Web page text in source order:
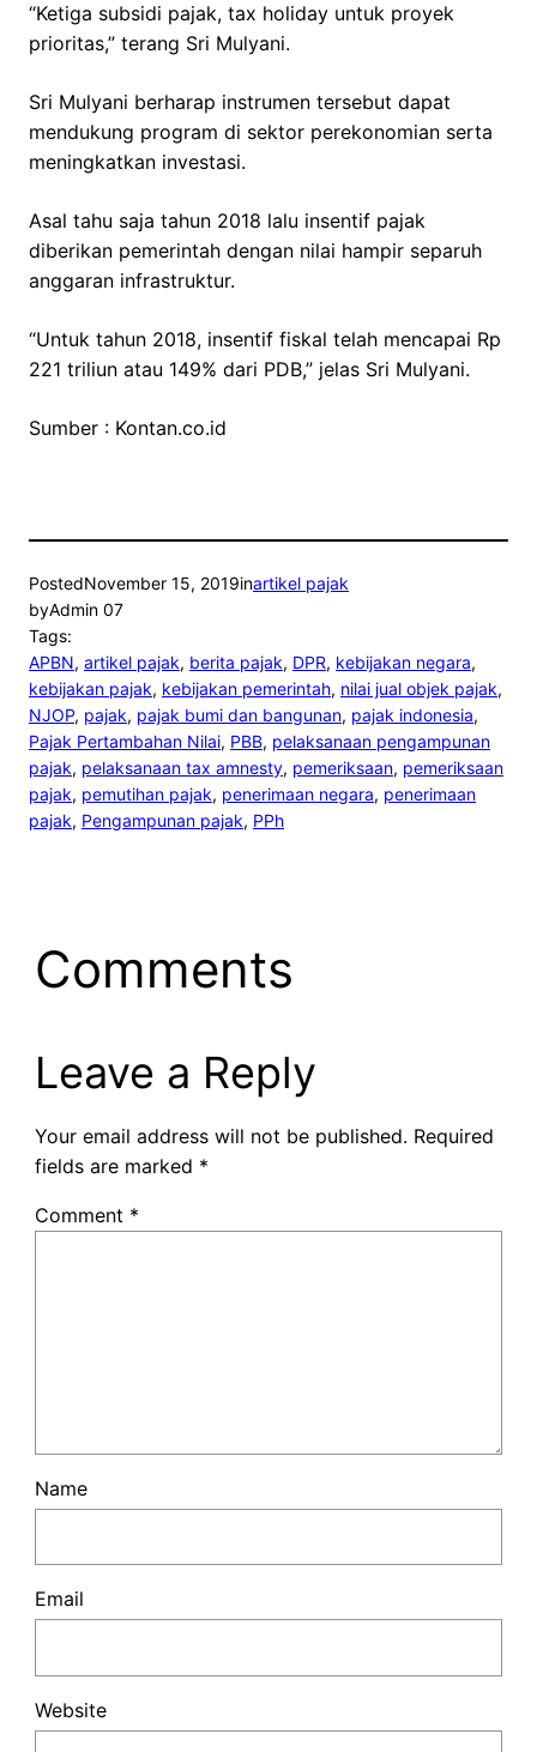
“Ketiga subsidi pajak, tax holiday untuk proyek
prioritas,” terang Sri Mulyani.
Sri Mulyani berharap instrumen tersebut dapat
mendukung program di sektor perekonomian serta
meningkatkan investasi.
Asal tahu saja tahun 2018 lalu insentif pajak
diberikan pemerintah dengan nilai hampir separuh
anggaran infrastruktur.
“Untuk tahun 2018, insentif fiskal telah mencapai Rp
221 triliun atau 149% dari PDB,” jelas Sri Mulyani.
Sumber : Kontan.co.id
PostedNovember 15, 2019inartikel pajak
byAdmin 07
Tags:
APBN, artikel pajak, berita pajak, DPR, kebijakan negara
kebijakan pajak, kebijakan pemerintah, nilai jual objek pajak
NJOP, pajak, pajak bumi dan bangunan, pajak indonesia
Pajak Pertambahan Nilai, PBB, pelaksanaan pengampunan
pajak, pelaksanaan tax amnesty, pemeriksaan, pemeriksaan
pajak, pemutihan pajak, penerimaan negara, penerimaan
pajak, Pengampunan pajak, PPh
Comments
Leave a Reply
Your email address will not be published. Required
fields are marked *
Comment *
Name
Email
Website